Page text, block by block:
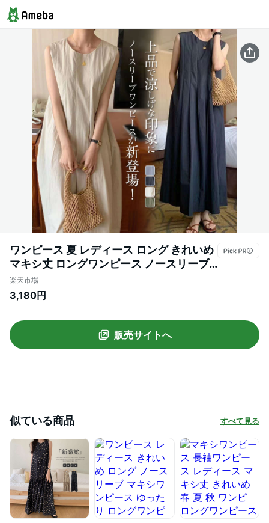
ワンピース 夏 レディース ロング きれいめ
マキシ丈 ロングワンピース ノースリーブ
ロング丈 ゆったり マキシワンピ ロングワ
ンピ フレアワンピース リゾートワンピー
無袖 無地 シンプル 大きめ ゆったり 体型カ
バー 涼しい
楽天市場
3,180円
販売サイトへ
似ている商品 すべて見る